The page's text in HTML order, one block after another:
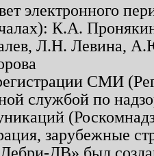
электронного
К.А.
Л.Н. Левина,
СМИ
службой по
зарубежные
ДВ» был